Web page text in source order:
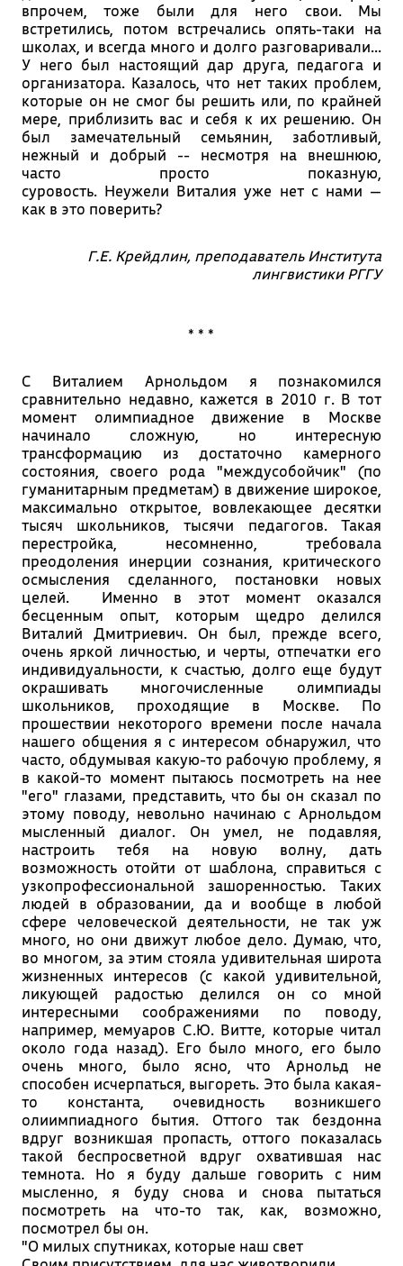
впрочем, тоже были для него свои. Мы
встретились, потом встречались опять-таки на
школах, и всегда много и долго разговаривали...
У него был настоящий дар друга, педагога и
организатора. Казалось, что нет таких проблем,
которые он не смог бы решить или, по крайней
мере, приблизить вас и себя к их решению. Он
был замечательный семьянин, заботливый,
нежный и добрый -- несмотря на внешнюю,
часто просто показную,
суровость. Неужели Виталия уже нет с нами —
как в это поверить?
Г.Е. Крейдлин, преподаватель Института
лингвистики РГГУ
* * *
С Виталием Арнольдом я познакомился
сравнительно недавно, кажется в 2010 г. В тот
момент олимпиадное движение в Москве
начинало сложную, но интересную
трансформацию из достаточно камерного
состояния, своего рода "междусобойчик" (по
гуманитарным предметам) в движение широкое,
максимально открытое, вовлекающее десятки
тысяч школьников, тысячи педагогов. Такая
перестройка, несомненно, требовала
преодоления инерции сознания, критического
осмысления сделанного, постановки новых
целей. Именно в этот момент оказался
бесценным опыт, которым щедро делился
Виталий Дмитриевич. Он был, прежде всего,
очень яркой личностью, и черты, отпечатки его
индивидуальности, к счастью, долго еще будут
окрашивать многочисленные олимпиады
школьников, проходящие в Москве. По
прошествии некоторого времени после начала
нашего общения я с интересом обнаружил, что
часто, обдумывая какую-то рабочую проблему, я
в какой-то момент пытаюсь посмотреть на нее
"его" глазами, представить, что бы он сказал по
этому поводу, невольно начинаю с Арнольдом
мысленный диалог. Он умел, не подавляя,
настроить тебя на новую волну, дать
возможность отойти от шаблона, справиться с
узкопрофессиональной зашоренностью. Таких
людей в образовании, да и вообще в любой
сфере человеческой деятельности, не так уж
много, но они движут любое дело. Думаю, что,
во многом, за этим стояла удивительная широта
жизненных интересов (с какой удивительной,
ликующей радостью делился он со мной
интересными соображениями по поводу,
например, мемуаров С.Ю. Витте, которые читал
около года назад). Его было много, его было
очень много, было ясно, что Арнольд не
способен исчерпаться, выгореть. Это была какая-
то константа, очевидность возникшего
олиимпиадного бытия. Оттого так бездонна
вдруг возникшая пропасть, оттого показалась
такой беспросветной вдруг охватившая нас
темнота. Но я буду дальше говорить с ним
мысленно, я буду снова и снова пытаться
посмотреть на что-то так, как, возможно,
посмотрел бы он.
"О милых спутниках, которые наш свет